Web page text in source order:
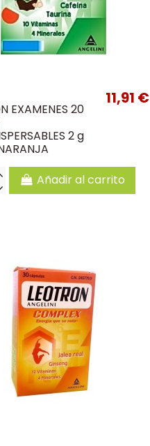
EXAMENES 20
2 g
11,91 €
Añadir al carrito